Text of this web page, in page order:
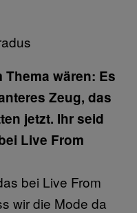
Thema wären: Es
Zeug, das
jetzt. Ihr seid
Live From
bei Live From
wir die Mode da